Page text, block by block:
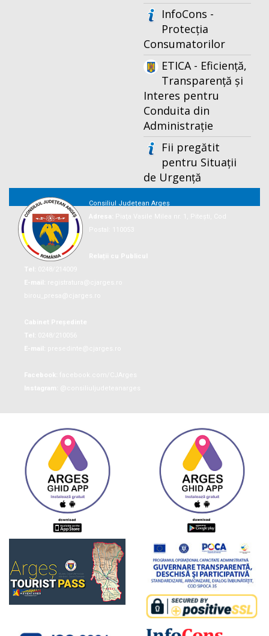
InfoCons -
Protecția
Consumatorilor
ETICA - Eficiență,
Transparență și
Interes pentru
Conduita din
Administrație
Fii pregătit
pentru Situații
de Urgență
Consiliul Județean Argeș